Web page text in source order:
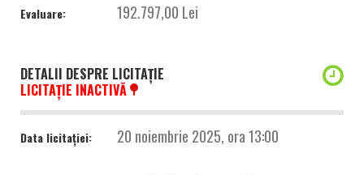
Evaluare: 192.797,00 Lei
DETALII DESPRE LICITAȚIE
LICITAȚIE INACTIVĂ
Data licitației: 20 noiembrie 2025, ora 13:00